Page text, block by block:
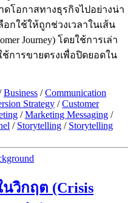
โอกาสทางธุรกิจไปอย่างน่า
กใช้ให้ถูกช่วงเวลาในเส้น
Journey) โดยใช้การเล่า
ช้การขายตรงเพื่อปิดยอดใน
Business /Communication
Strategy /Customer
/Marketing Messaging /
/ Storytelling / Storytelling
วิกฤต (Crisis